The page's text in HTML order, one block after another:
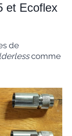
et Ecoflex
de
comme